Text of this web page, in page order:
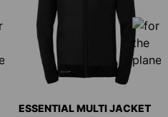
ESSENTIAL MULTI JACKET